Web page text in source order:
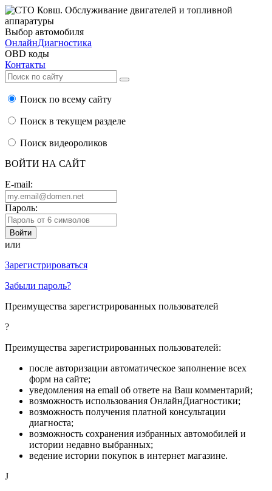
Выбор автомобиля
ОнлайнДиагностика
OBD коды
Контакты
Поиск по всему сайту
Поиск в текущем разделе
Поиск видеороликов
ВОЙТИ НА САЙТ
E-mail:
Пароль:
или
Зарегистрироваться
Забыли пароль?
Преимущества зарегистрированных пользователей
?
Преимущества зарегистрированных пользователей:
после авторизации автоматическое заполнение всех
форм на сайте;
уведомления на email об ответе на Ваш комментарий;
возможность использования ОнлайнДиагностики;
возможность получения платной консультации
диагноста;
возможность сохранения избранных автомобилей и
истории недавно выбранных;
ведение истории покупок в интернет магазине.
J